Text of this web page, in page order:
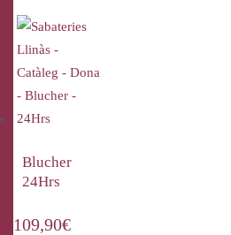
Blucher
24Hrs
109,90€